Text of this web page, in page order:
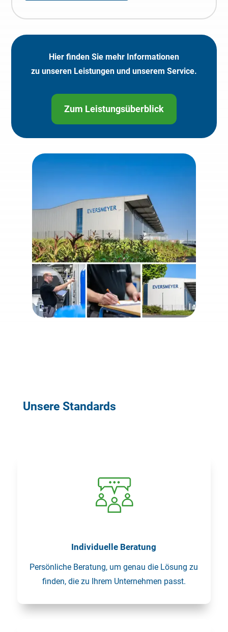
Hier finden Sie mehr Informationen
zu unseren Leistungen und unserem Service.
Zum Leistungsüberblick
Unsere Standards
Individuelle Beratung
Persönliche Beratung, um genau die Lösung zu
finden, die zu Ihrem Unternehmen passt.